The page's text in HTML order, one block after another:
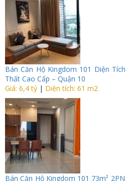
Bán Căn Hộ Kingdom 101 Diện
Thất Cao Cấp – Quận 10
Giá: 6,4 tỷ | Diện tích: 61 m2
Bán Căn Hộ Kingdom 101 73m²